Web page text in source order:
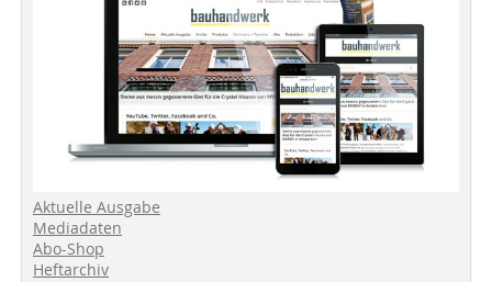
Aktuelle Ausgabe
Mediadaten
Abo-Shop
Heftarchiv